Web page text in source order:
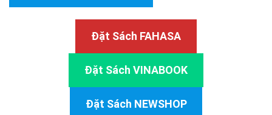
Đặt Sách FAHASA
Đặt Sách VINABOOK
Đặt Sách NEWSHOP